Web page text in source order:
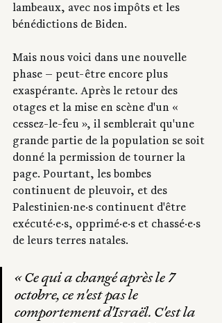
lambeaux, avec nos impôts et les
bénédictions de Biden.
Mais nous voici dans une nouvelle
phase — peut-être encore plus
exaspérante. Après le retour des
otages et la mise en scène d'un «
cessez-le-feu », il semblerait qu'une
grande partie de la population se soit
donné la permission de tourner la
page. Pourtant, les bombes
continuent de pleuvoir, et des
Palestinien·ne·s continuent d'être
exécuté·e·s, opprimé·e·s et chassé·e·s
de leurs terres natales.
« Ce qui a changé après le 7
octobre, ce n'est pas le
comportement d'Israël. C'est la